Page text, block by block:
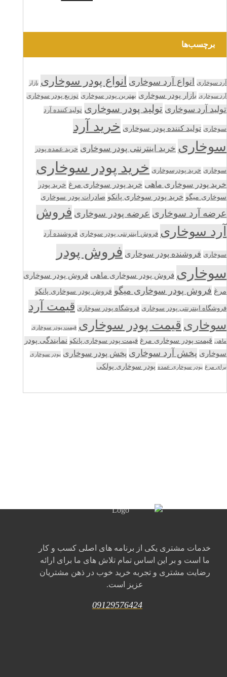
برچسب‌ها
آرد سوخاری انواع آرد سوخاری انواع پودر سوخاری بازار
آرد سوخاری بازار پودر سوخاری بهترین پودر سوخاری توزیع پودر سوخاری
تولید آرد سوخاری تولید پودر سوخاری تولید کننده آرد
سوخاری تولید کننده پودر سوخاری خرید آرد
سوخاری خرید اینترنتی پودر سوخاری خرید عمده پودر
سوخاری خرید پودرسوخاری خرید پودر سوخاری
خرید پودر سوخاری ماهی خرید پودر سوخاری مرغ خرید پودر
سوخاری میگو خرید پودر سوخاری پانکو صادرات پودر سوخاری
عرضه آرد سوخاری عرضه پودر سوخاری فروش
آرد سوخاری فروش اینترنتی پودر سوخاری فروشنده آرد
سوخاری فروشنده پودر سوخاری فروش پودر
سوخاری فروش پودر سوخاری ماهی فروش پودر سوخاری
مرغ فروش پودر سوخاری میگو فروش پودر سوخاری پانکو
فروشگاه اینترنتی پودر سوخاری فروشگاه پودر سوخاری قیمت آرد
سوخاری قیمت پودر سوخاری قیمت پودر سوخاری
ماهی قیمت پودر سوخاری مرغ قیمت پودر سوخاری پانکو نمایندگی پودر
سوخاری پخش آرد سوخاری پخش پودر سوخاری پودر سوخاری
برای مرغ پودر سوخاری عمده پودر سوخاری پولکی
خدمات مشتری یکی از برنامه های اصلی کسب و کار
ما است و بر این اساس تمام تلاش های ما برای ارائه
رضایت مشتری و تجربه خرید خوب در ذهن مشتریان
عزیز است.
09129576424